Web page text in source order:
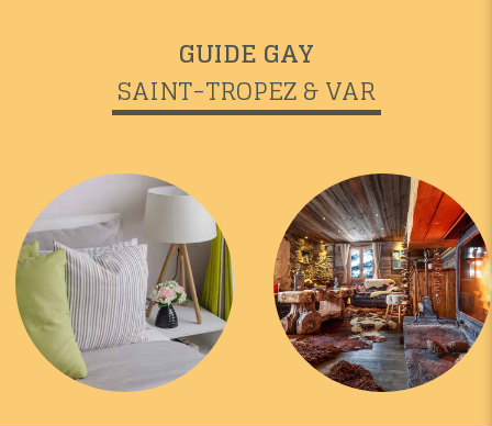
GUIDE GAY
SAINT-TROPEZ & VAR